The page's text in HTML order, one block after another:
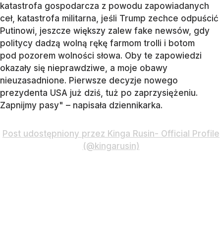
katastrofa gospodarcza z powodu zapowiadanych
ceł, katastrofa militarna, jeśli Trump zechce odpuścić
Putinowi, jeszcze większy zalew fake newsów, gdy
politycy dadzą wolną rękę farmom trolli i botom
pod pozorem wolności słowa. Oby te zapowiedzi
okazały się nieprawdziwe, a moje obawy
nieuzasadnione. Pierwsze decyzje nowego
prezydenta USA już dziś, tuż po zaprzysiężeniu.
Zapnijmy pasy" – napisała dziennikarka.
Post udostępniony przez Kinga Rusin- Official Profile
(@kingarusin)